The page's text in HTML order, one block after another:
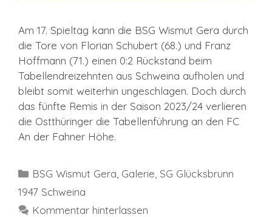
Am 17. Spieltag kann die BSG Wismut Gera durch
die Tore von Florian Schubert (68.) und Franz
Hoffmann (71.) einen 0:2 Rückstand beim
Tabellendreizehnten aus Schweina aufholen und
bleibt somit weiterhin ungeschlagen. Doch durch
das fünfte Remis in der Saison 2023/24 verlieren
die Ostthüringer die Tabellenführung an den FC
An der Fahner Höhe.
Kategorien
BSG Wismut Gera Galerie SG Glücksbrunn
1947 Schweina
Kommentar hinterlassen